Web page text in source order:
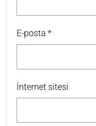
E-posta *
İnternet sitesi